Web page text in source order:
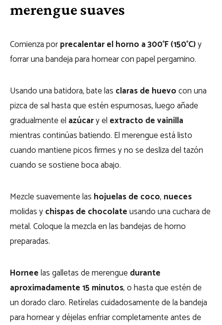
merengue suaves
Comienza porprecalentar el horno a 300°F (150°C)y
forrar una bandeja para hornear con papel pergamino.
Usando una batidora, bate las claras de huevocon una
pizca de sal hasta que estén espumosas, luego añade
gradualmente el azúcary el extracto de vainilla
mientras continúas batiendo. El merengue está listo
cuando mantiene picos firmes y no se desliza del tazón
cuando se sostiene boca abajo.
Mezcle suavemente las hojuelas de coco, nueces
molidas ychispas de chocolateusando una cuchara de
metal. Coloque la mezcla en las bandejas de horno
preparadas.
Horneelas galletas de merenguedurante
aproximadamente 15 minutos, o hasta que estén de
un dorado claro. Retírelas cuidadosamente de la bandeja
para hornear y déjelas enfriar completamente antes de